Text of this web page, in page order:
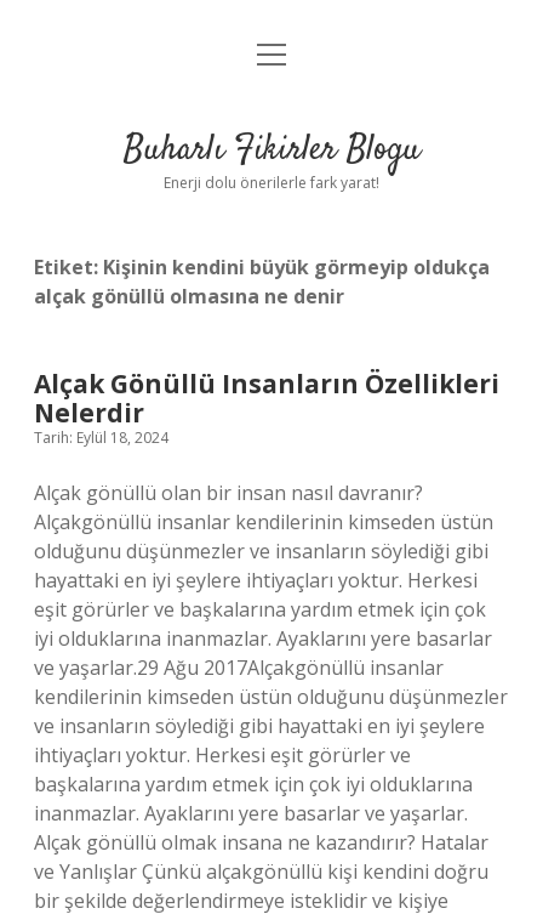
Anasayfa
Yasal Uyarı
menüyü
Buharlı Fikirler Blogu
Enerji dolu önerilerle fark yarat!
Etiket: Kişinin kendini büyük görmeyip oldukça
alçak gönüllü olmasına ne denir
Alçak Gönüllü Insanların Özellikleri
Nelerdir
Tarih: Eylül 18, 2024
Alçak gönüllü olan bir insan nasıl davranır?
Alçakgönüllü insanlar kendilerinin kimseden üstün
olduğunu düşünmezler ve insanların söylediği gibi
hayattaki en iyi şeylere ihtiyaçları yoktur. Herkesi
eşit görürler ve başkalarına yardım etmek için çok
iyi olduklarına inanmazlar. Ayaklarını yere basarlar
ve yaşarlar.29 Ağu 2017Alçakgönüllü insanlar
kendilerinin kimseden üstün olduğunu düşünmezler
ve insanların söylediği gibi hayattaki en iyi şeylere
ihtiyaçları yoktur. Herkesi eşit görürler ve
başkalarına yardım etmek için çok iyi olduklarına
inanmazlar. Ayaklarını yere basarlar ve yaşarlar.
Alçak gönüllü olmak insana ne kazandırır? Hatalar
ve Yanlışlar Çünkü alçakgönüllü kişi kendini doğru
bir şekilde değerlendirmeye isteklidir ve kişiye